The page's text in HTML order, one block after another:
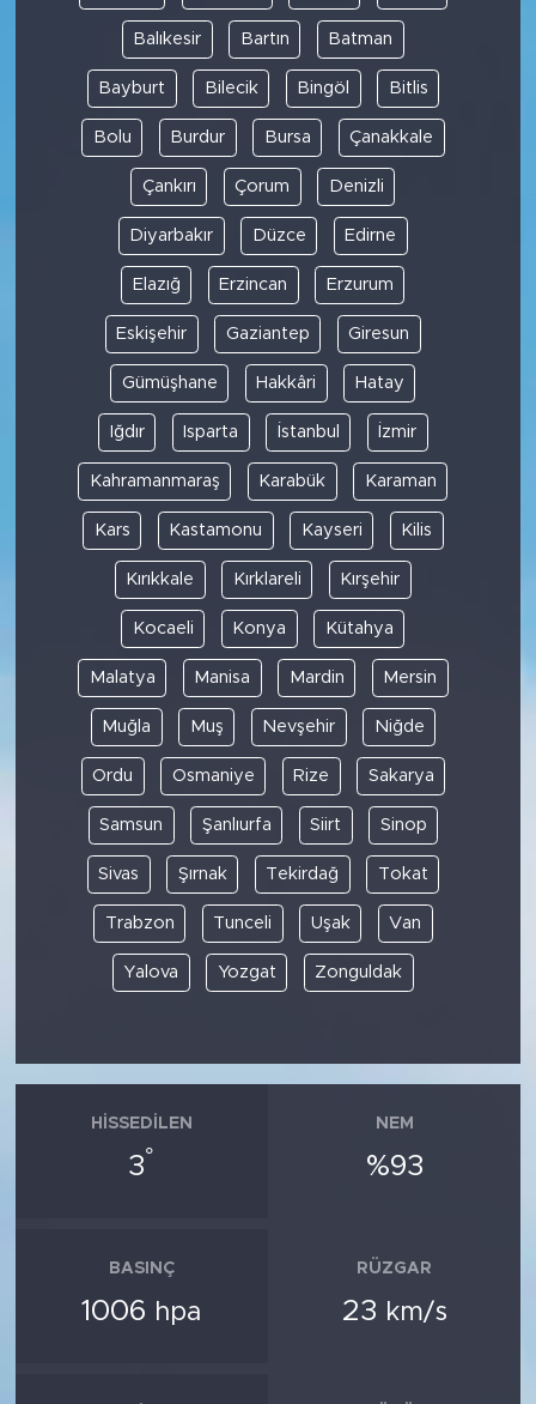
Balıkesir Bartın Batman
Bayburt Bilecik Bingöl Bitlis
Bolu Burdur Bursa Çanakkale
Çankırı Çorum Denizli
Diyarbakır Düzce Edirne
Elazığ Erzincan Erzurum
Eskişehir Gaziantep Giresun
Gümüşhane Hakkâri Hatay
Iğdır Isparta İstanbul İzmir
Kahramanmaraş Karabük Karaman
Kars Kastamonu Kayseri Kilis
Kırıkkale Kırklareli Kırşehir
Kocaeli Konya Kütahya
Malatya Manisa Mardin Mersin
Muğla Muş Nevşehir Niğde
Ordu Osmaniye Rize Sakarya
Samsun Şanlıurfa Siirt Sinop
Sivas Şırnak Tekirdağ Tokat
Trabzon Tunceli Uşak Van
Yalova Yozgat Zonguldak
HISSEDILEN
3°
NEM
%93
BASINÇ
1006 hpa
RÜZGAR
23 km/s